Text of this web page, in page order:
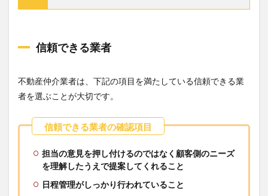
信頼できる業者
不動産仲介業者は、下記の項目を満たしている信頼できる業
者を選ぶことが大切です。
担当の意見を押し付けるのではなく顧客側のニーズ
を理解したうえで提案してくれること
日程管理がしっかり行われていること